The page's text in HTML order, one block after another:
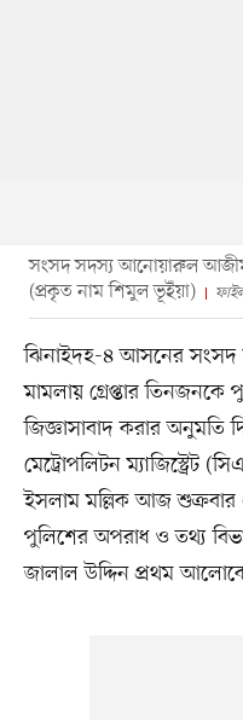
সংসদ সদস্য আনোয়ারুল আজীম
(প্রকৃত নাম শিমুল ভূইঁয়া)
ঝিনাইদহ-৪ আসনের
মামলায় গ্রেপ্তার তিনজনকে
জিজ্ঞাসাবাদ করার অনুমতি
মেট্রোপলিটন ম্যাজিস্ট্রেট
ইসলাম মল্লিক আজ
পুলিশের অপরাধ ও তথ্য
জালাল উদ্দিন প্রথম